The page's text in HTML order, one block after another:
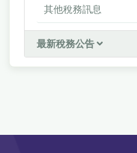
其他稅務訊息
最新稅務公告